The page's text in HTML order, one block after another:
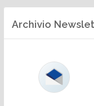
Archivio